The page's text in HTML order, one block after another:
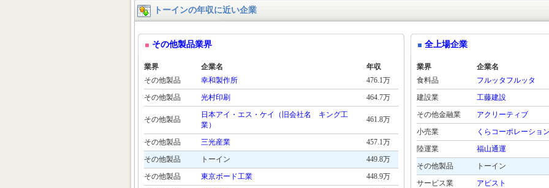
トーインの年収に近い企業
その他製品業界
業界 企業名
年収
その他製品
幸和製作所
476.1万
その他製品
光村印刷 464.7万
その他製品
日本アイ・エス・ケイ（旧会社名 キング工
業）
461.8万
その他製品 三光産業
457.1万
その他製品
トーイン
449.8万
その他製品
東京ボード工業
448.9万
全上場企業
業界
企業名
食料品
フルッタフルッタ
建設業
工藤建設
その他金融業
アクリーティブ
小売業
くらコーポレーショ
陸運業
福山通運
その他製品
トーイン
サービス業
アビスト